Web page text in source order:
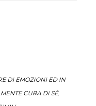
DI EMOZIONI ED IN
CURA DI SÉ,